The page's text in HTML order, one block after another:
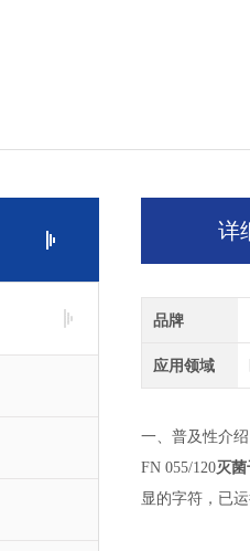
详
品牌
应用领域
一、普及性介绍
FN 055/120灭
显 的字符，已